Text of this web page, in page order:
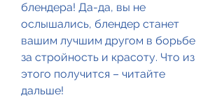
блендера! Да-да, вы не
ослышались, блендер станет
вашим лучшим другом в борьбе
за стройность и красоту. Что из
этого получится – читайте
дальше!